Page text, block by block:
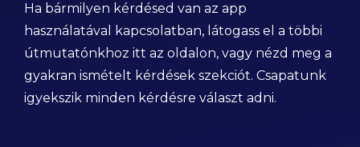
Ha bármilyen kérdésed van az app
használatával kapcsolatban, látogass el a többi
útmutatónkhoz itt az oldalon, vagy nézd meg a
gyakran ismételt kérdések szekciót. Csapatunk
igyekszik minden kérdésre választ adni.